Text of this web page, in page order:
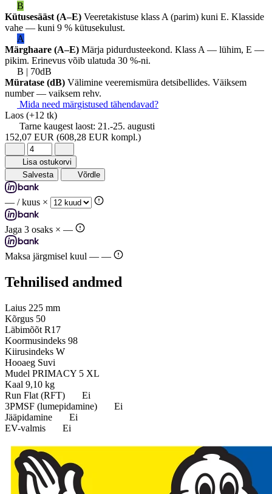
B
Kütusesääst (A–E) Veeretakistuse klass A (parim) kuni E. Klasside
vahe — kuni 9 % kütusekulust.
A
Märghaare (A–E) Märja pidurdusteekond. Klass A — lühim, E —
pikim. Erinevus võib ulatuda 30 %-ni.
B | 70dB
Müratase (dB) Välimine veeremismüra detsibellides. Väiksem
number — vaiksem rehv.
Mida need märgistused tähendavad?
Laos (+12 tk)
Tarne kaugest laost: 21.-25. augusti
152,07 EUR (608,28 EUR kompl.)
Lisa ostukorvi
Salvesta
Võrdle
— / kuus ×
Jaga 3 osaks × —
Maksa järgmisel kuul — —
Tehnilised andmed
Laius 225 mm
Kõrgus 50
Läbimõõt R17
Koormusindeks 98
Kiirusindeks W
Hooaeg Suvi
Mudel PRIMACY 5 XL
Kaal 9,10 kg
Run Flat (RFT)
Ei
3PMSF (lumepidamine)
Ei
Jääpidamine
Ei
EV-valmis
Ei